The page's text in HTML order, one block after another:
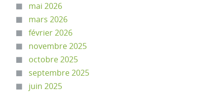
mai 2026
mars 2026
février 2026
novembre 2025
octobre 2025
septembre 2025
juin 2025